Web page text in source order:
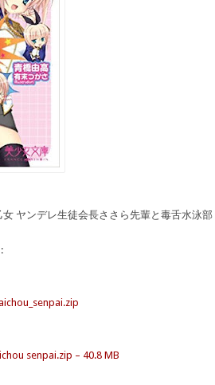
ヤンデレ生徒会長ささら先輩と毒舌水泳
senpai.zip – 40.8 MB